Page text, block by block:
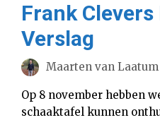
Frank
Verslag
Maarten van Laatum
Op 8 november hebben
schaaktafel kunnen